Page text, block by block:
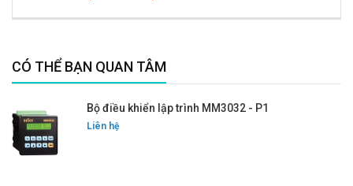
CÓ THỂ BẠN QUAN TÂM
Bộ điều khiển lập trình MM3032 - P1
Liên hệ